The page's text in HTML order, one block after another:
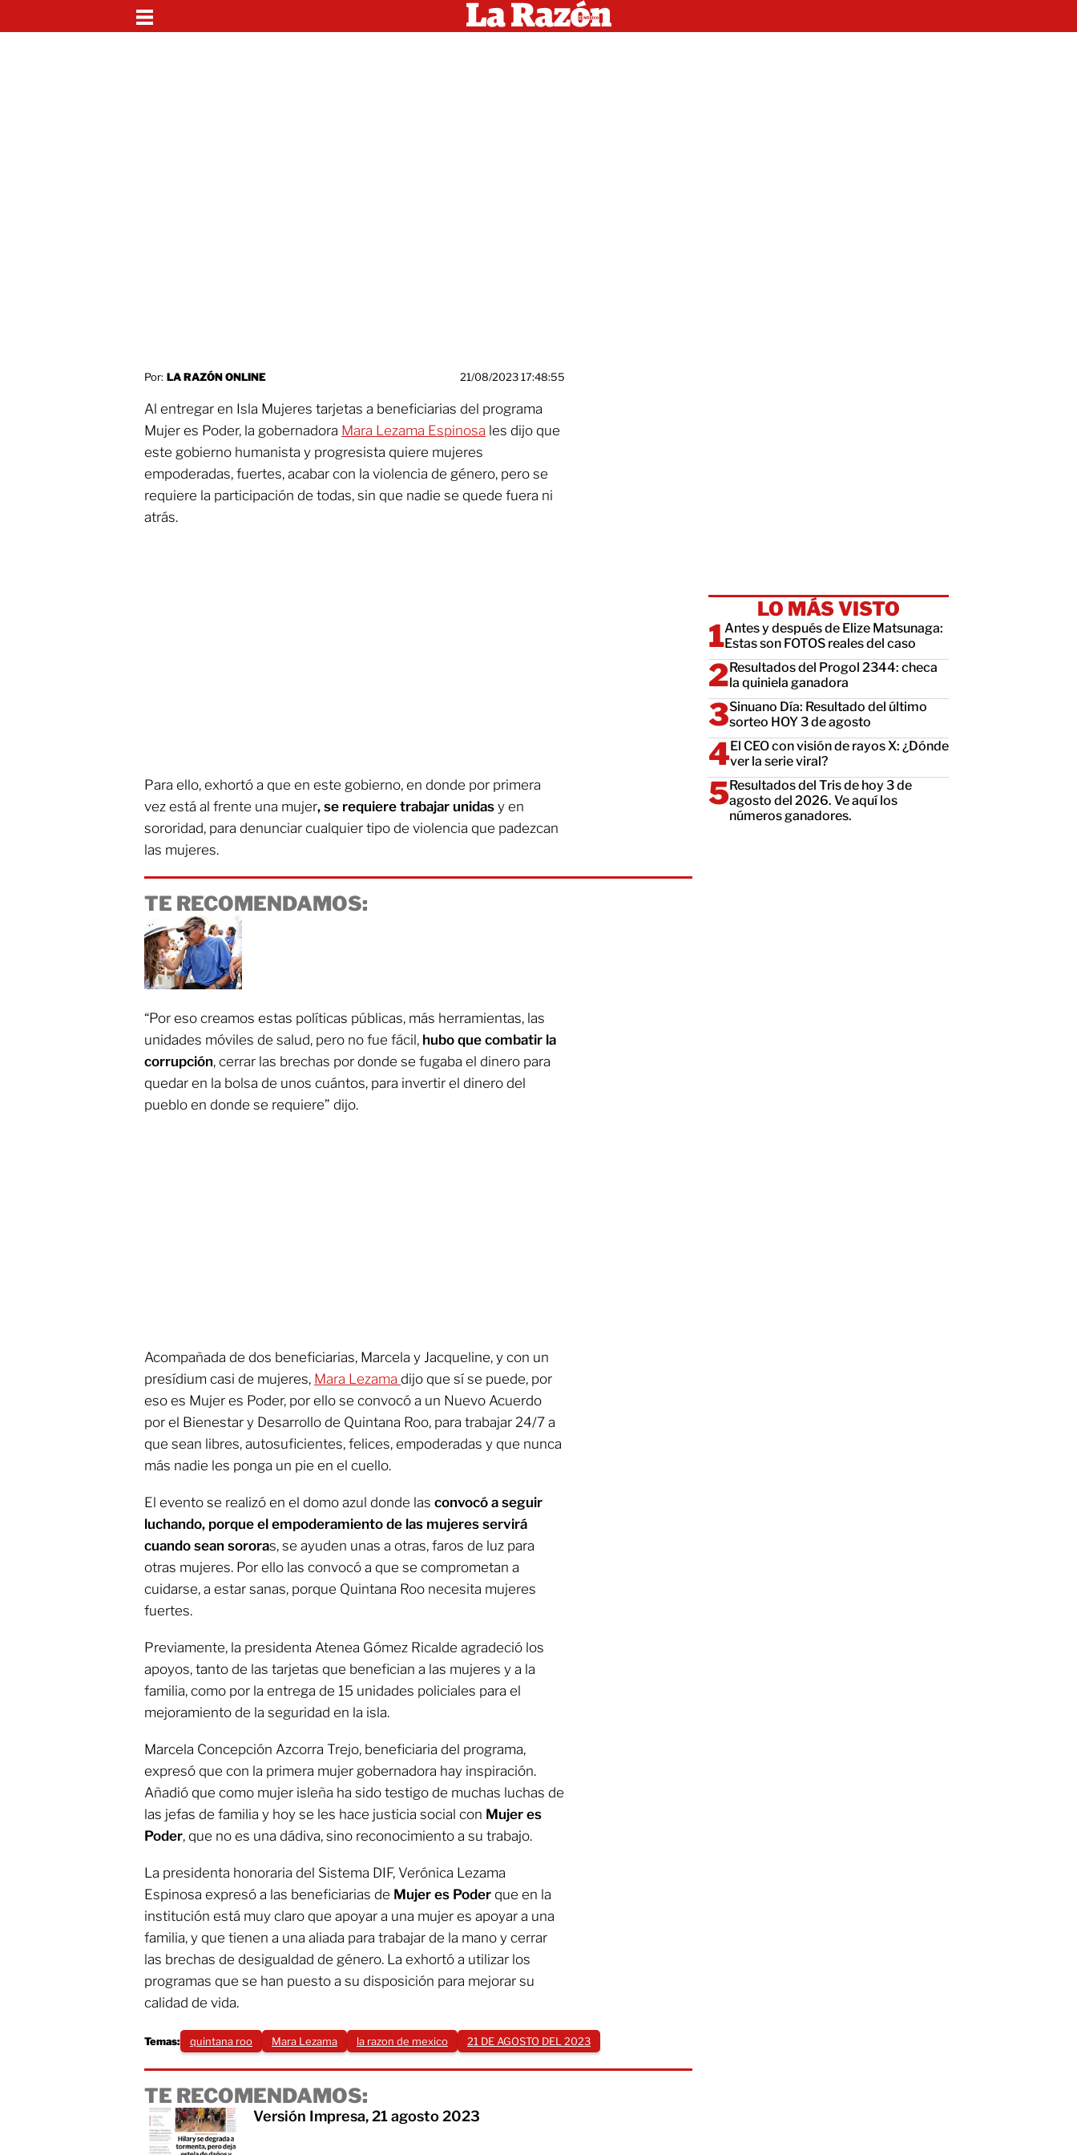
Por: LA RAZÓN ONLINE 21/08/2023 17:48:55
Al entregar en Isla Mujeres tarjetas a beneficiarias del programa
Mujer es Poder, la gobernadora Mara Lezama Espinosa les dijo que
este gobierno humanista y progresista quiere mujeres
empoderadas, fuertes, acabar con la violencia de género, pero se
requiere la participación de todas, sin que nadie se quede fuera ni
atrás.
Para ello, exhortó a que en este gobierno, en donde por primera
vez está al frente una mujer, se requiere trabajar unidas y en
sororidad, para denunciar cualquier tipo de violencia que padezcan
las mujeres.
TE RECOMENDAMOS:
“Por eso creamos estas políticas públicas, más herramientas, las
unidades móviles de salud, pero no fue fácil, hubo que combatir la
corrupción, cerrar las brechas por donde se fugaba el dinero para
quedar en la bolsa de unos cuántos, para invertir el dinero del
pueblo en donde se requiere” dijo.
Acompañada de dos beneficiarias, Marcela y Jacqueline, y con un
presídium casi de mujeres, Mara Lezama dijo que sí se puede, por
eso es Mujer es Poder, por ello se convocó a un Nuevo Acuerdo
por el Bienestar y Desarrollo de Quintana Roo, para trabajar 24/7 a
que sean libres, autosuficientes, felices, empoderadas y que nunca
más nadie les ponga un pie en el cuello.
El evento se realizó en el domo azul donde las convocó a seguir
luchando, porque el empoderamiento de las mujeres servirá
cuando sean sororas, se ayuden unas a otras, faros de luz para
otras mujeres. Por ello las convocó a que se comprometan a
cuidarse, a estar sanas, porque Quintana Roo necesita mujeres
fuertes.
Previamente, la presidenta Atenea Gómez Ricalde agradeció los
apoyos, tanto de las tarjetas que benefician a las mujeres y a la
familia, como por la entrega de 15 unidades policiales para el
mejoramiento de la seguridad en la isla.
Marcela Concepción Azcorra Trejo, beneficiaria del programa,
expresó que con la primera mujer gobernadora hay inspiración.
Añadió que como mujer isleña ha sido testigo de muchas luchas de
las jefas de familia y hoy se les hace justicia social con Mujer es
Poder, que no es una dádiva, sino reconocimiento a su trabajo.
La presidenta honoraria del Sistema DIF, Verónica Lezama
Espinosa expresó a las beneficiarias de Mujer es Poder que en la
institución está muy claro que apoyar a una mujer es apoyar a una
familia, y que tienen a una aliada para trabajar de la mano y cerrar
las brechas de desigualdad de género. La exhortó a utilizar los
programas que se han puesto a su disposición para mejorar su
calidad de vida.
Temas: quintana roo Mara Lezama la razon de mexico 21 DE AGOSTO DEL 2023
TE RECOMENDAMOS:
Versión Impresa, 21 agosto 2023
LO MÁS VISTO
Antes y después de Elize Matsunaga:
Estas son FOTOS reales del caso
Resultados del Progol 2344: checa
la quiniela ganadora
Sinuano Día: Resultado del último
sorteo HOY 3 de agosto
El CEO con visión de rayos X: ¿Dónde
ver la serie viral?
Resultados del Tris de hoy 3 de
agosto del 2026. Ve aquí los
números ganadores.